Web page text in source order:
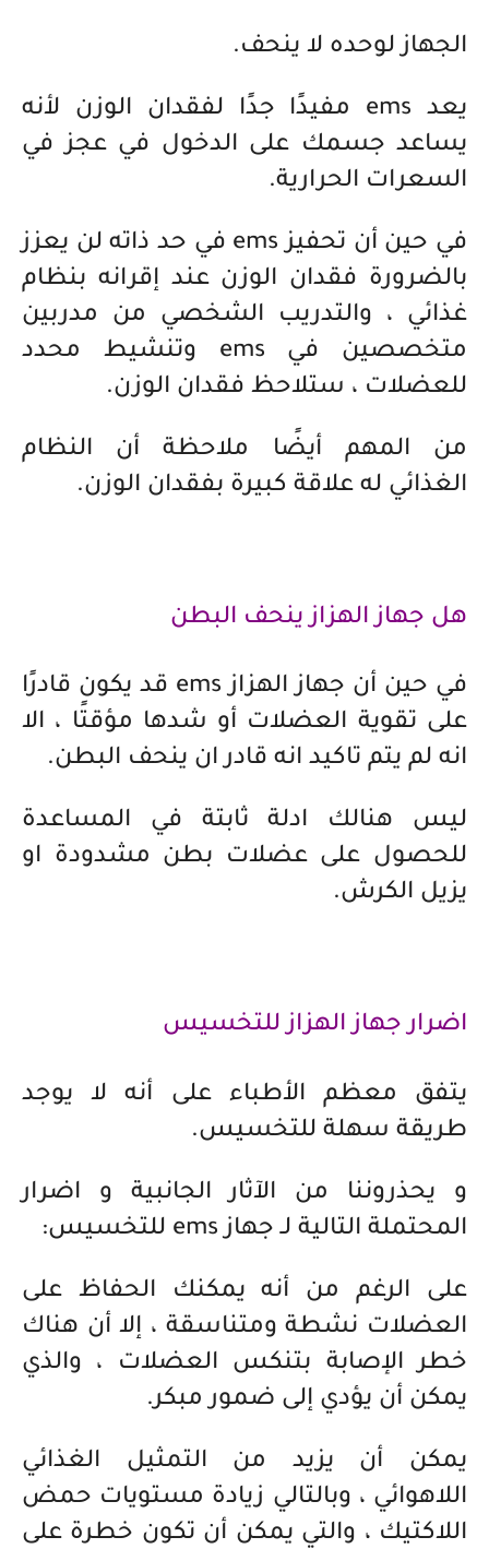
الجهاز لوحده لا ينحف.
يعد ems مفيدًا جدًا لفقدان الوزن لأنه
يساعد جسمك على الدخول في عجز في
السعرات الحرارية.
في حين أن تحفيز ems في حد ذاته لن يعزز
بالضرورة فقدان الوزن عند إقرانه بنظام
غذائي ، والتدريب الشخصي من مدربين
متخصصين في ems
وتنشيط محدد
للعضلات ، ستلاحظ فقدان الوزن.
من المهم أيضًا ملاحظة أن النظام
الغذائي له علاقة كبيرة بفقدان الوزن.
هل جهاز الهزاز ينحف البطن
في حين أن جهاز الهزاز ems قد يكون قادرًا
على تقوية العضلات أو شدها مؤقتًا ، الا
انه لم يتم تاكيد انه قادر ان ينحف البطن.
ليس هنالك ادلة ثابتة في المساعدة
للحصول على عضلات بطن مشدودة او
يزيل الكرش.
اضرار جهاز الهزاز للتخسيس
يتفق معظم الأطباء على أنه لا يوجد
طريقة سهلة للتخسيس.
و يحذروننا من الآثار الجانبية و اضرار
المحتملة التالية لـ جهاز ems للتخسيس:
على الرغم من أنه يمكنك الحفاظ على
العضلات نشطة ومتناسقة ، إلا أن هناك
خطر الإصابة بتنكس العضلات ، والذي
يمكن أن يؤدي إلى ضمور مبكر.
يمكن أن يزيد من التمثيل الغذائي
اللاهوائي ، وبالتالي زيادة مستويات حمض
اللاكتيك ، والتي يمكن أن تكون خطرة على